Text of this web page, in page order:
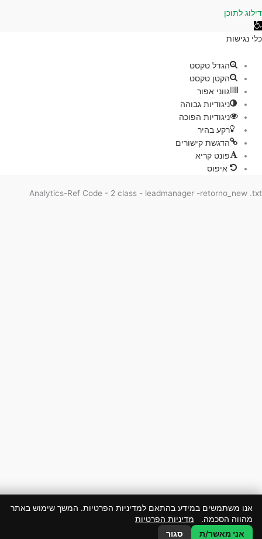
לתוכן
הגדל טקסט
הקטן טקסט
גווני אפור
ניגודיות גבוהה
ניגודיות הפוכה
רקע בהיר
הדגשת קישורים
פונט קריא
איפוס
משתמשים במידע בהתאם למדיניות הפרטיות. המשך שימוש באתר
הסכמה.מדיניות הפרטיות
אני מאשר/ת
סגור
Analytics-Ref Code - 2 class - leadmanager -